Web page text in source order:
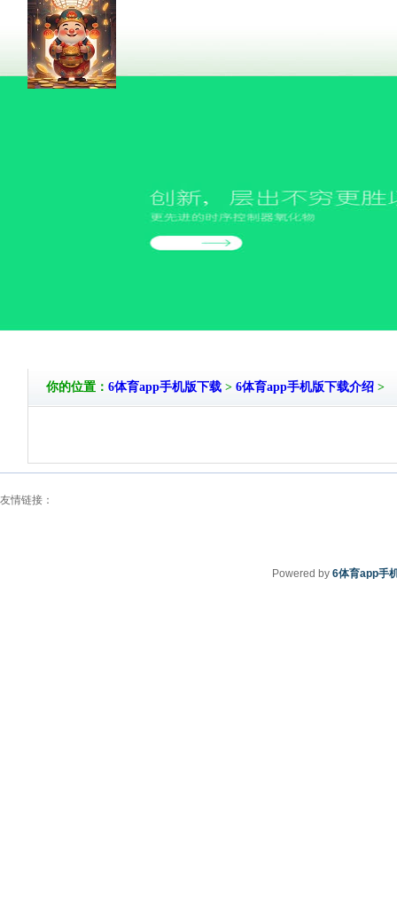
你的位置： 6体育app手机版下载 > 6体育app手机版下载介绍 >
友情链接：
Powered by 6体育app手